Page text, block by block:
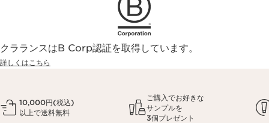
クラランスはB Corp認証を取得しています。
詳しくはこちら
10,000円(税込)
以上で送料無料
ご購入でお好きな
サンプルを
3個プレゼント